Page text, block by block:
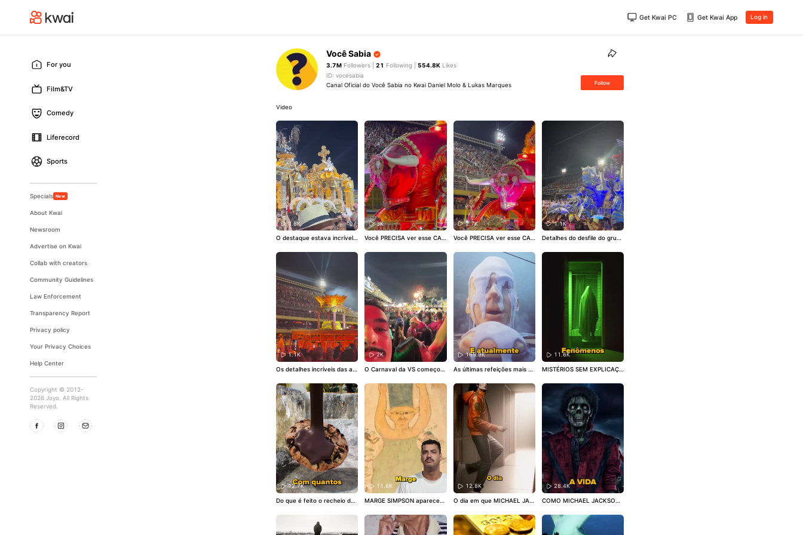
Get Kwai PC Get Kwai App Log in
For you
Film&TV
Comedy
Liferecord
Sports
Specials New
About Kwai
Newsroom
Advertise on Kwai
Collab with creators
Community Guidelines
Law Enforcement
Transparency Report
Privacy policy
Your Privacy Choices
Help Center
Copyright © 2012-
2026 Joyo. All Rights
Reserved.
Você Sabia
3.7M Followers |21 Following |554.8K Likes
ID: vocesabia
Canal Oficial do Você Sabia no Kwai Daniel Molo & Lukas Marques
Follow
Video
3.8K
O destaque estava incrível
valRJ
3K
Você PRECISA ver esse CAR
rnaKwai
2.7K
Você PRECISA ver esse CAR
rnaKwai
1.1K
Detalhes do desfile do grupo
#CarnaKwai
1.1K
Os detalhes incríveis das ale
CarnaKwai #Carnaval #escol
asdesamba
2K
O Carnaval da VS começou!
165.9K
As últimas refeições mais es
orte#refeiçao #vocesabia #
condenado
11.6K
MISTÉRIOS SEM EXPLICAÇÃ
RAS#fantasma #Espírito #c
12.7K
Do que é feito o recheio do
o #bolacha
#gor
11.8K
MARGE SIMPSON apareceu
EGITO#simpsons #vocesabi
#desenho #curiosidade
12.8K
O dia em que MICHAEL JAC
elJackson #vocesabia #curi
osidade #reidopop
28.4K
COMO MICHAEL JACKSON
ckson #curioso #curiosidade
#vocesabia